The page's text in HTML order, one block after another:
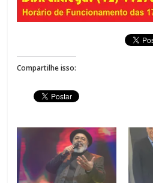
Compartilhe isso: